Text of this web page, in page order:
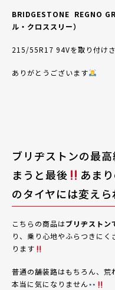
BRIDGESTONE REGNO
ル・クロススリー）
215/55R17 94Vを取り付け
ありがとうございます
ブリヂストンの最
まうと最後
あま
のタイヤには変えら
こちらの商品はブリヂストン
り、乗り心地やふらつきにく
ります
普通の舗装路はもちろん、荒
本当に気になりません